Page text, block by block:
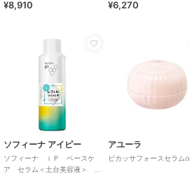
¥8,910
ル
¥6,270
ソフィーナ アイピー
ソフィーナ ｉＰ ベースケ
ア セラム＜土台美容液＞
アユーラ
ビカッサフォースセラムα